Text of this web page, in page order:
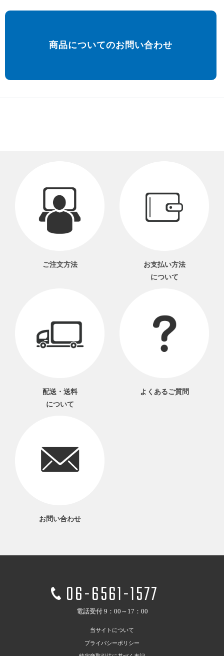
商品についてのお問い合わせ
ご注文方法
お支払い方法
について
配送・送料
について
よくあるご質問
お問い合わせ
06-6561-1577
電話受付 9：00～17：00
当サイトについて
プライバシーポリシー